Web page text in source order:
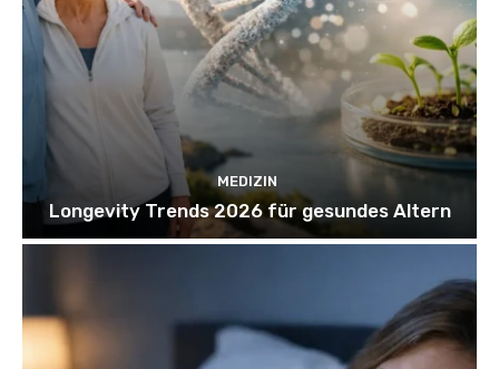
MEDIZIN
Longevity Trends 2026 für gesundes Altern